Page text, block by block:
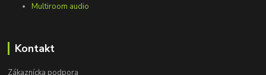
Multiroom audio
Kontakt
Zákaznícka podpora